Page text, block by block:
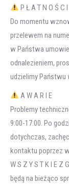
P Ł A T N O Ś C I
Do momentu
przelewem na
w Państwa
odnalezieniem,
udzielimy Państwu
A W A R I E
Problemy
9:00-17:00. Po
dotychczas,
kontaktu poprzez
W S Z Y S T K I E Z
będą na bieżąco